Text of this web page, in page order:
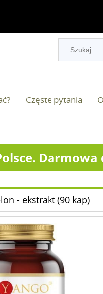
Częste pytania
- ekstrakt (90 kap)